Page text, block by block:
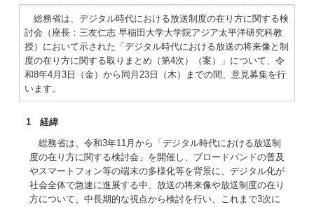
総務省は、デジタル時代における放送制度の在り方に関する検
討会（座長：三友仁志 早稲田大学大学院アジア太平洋研究科教
授）において示された「デジタル時代における放送の将来像と制
度の在り方に関する取りまとめ（第4次）（案）」について、令
和8年4月3日（金）から同月23日（木）までの間、意見募集を行
います。
1 経緯
総務省は、令和3年11月から「デジタル時代における放送制
度の在り方に関する検討会」を開催し、ブロードバンドの普及
やスマートフォン等の端末の多様化等を背景に、デジタル化が
社会全体で急速に進展する中、放送の将来像や放送制度の在り
方について、中長期的な視点から検討を行い、これまで3次に